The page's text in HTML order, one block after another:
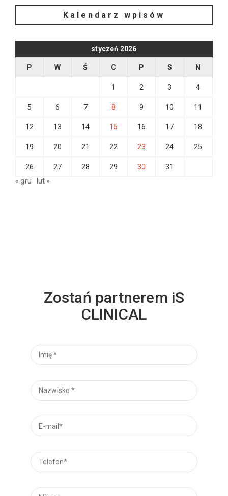
Kalendarz wpisów
styczeń 2026
P W Ś C P S N
1 2 3 4
5 6 7 8 9 10 11
12 13 14 15 16 17 18
19 20 21 22 23 24 25
26 27 28 29 30
31
« gru
lut »
Zostań partnerem iS
CLINICAL